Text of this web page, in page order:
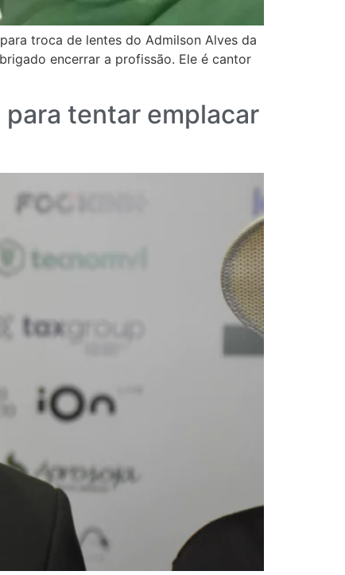
troca de lentes do Admilson Alves da
encerrar a profissão. Ele é cantor
tentar emplacar